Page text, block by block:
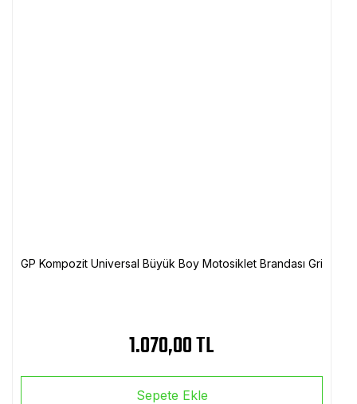
GP Kompozit Universal Büyük Boy Motosiklet Brandası Gri
1.070,00 TL
Sepete Ekle